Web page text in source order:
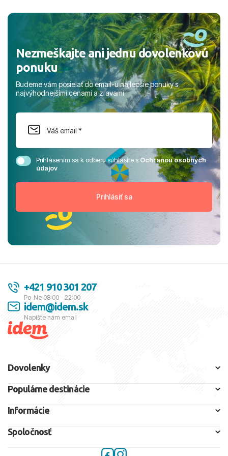
Nezmeškajte ani jednu dovolenkovú
ponuku
Budeme vám posielať do email-u najlepšie ponuky s
najvýhodnejšími cenami a zľavami
Prihlásením sa k odberu súhlasíte sOchranou osobných
údajov
+421 910 301 207
Po-Ne 08:00 - 22:00
idem@idem.sk
Napíšte nám email
Dovolenky
Populárne destinácie
Informácie
Spoločnosť